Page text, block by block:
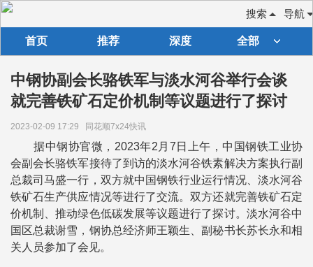
导航
搜索
首页 推荐 深度 全部
中钢协副会长骆铁军与淡水河谷举行会谈
就完善铁矿石定价机制等议题进行了探讨
2023-02-09 17:29 同花顺7x24快讯
据中钢协官微，2023年2月7日上午，中国钢铁工业协
会副会长骆铁军接待了到访的淡水河谷铁素解决方案执行副
总裁司马盛一行，双方就中国钢铁行业运行情况、淡水河谷
铁矿石生产供应情况等进行了交流。双方还就完善铁矿石定
价机制、推动绿色低碳发展等议题进行了探讨。淡水河谷中
国区总裁谢雪，钢协总经济师王颖生、副秘书长苏长永和相
关人员参加了会见。